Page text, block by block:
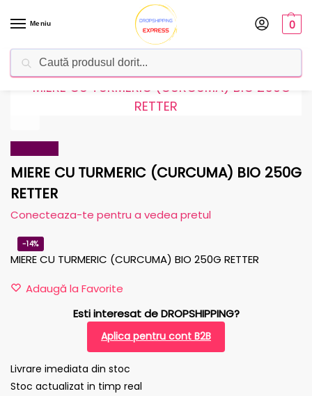
Meniu 0
Dropshipping Romania
MIERE CU TURMERIC (CURCUMA) BIO 250G
RETTER
Conecteaza-te pentru a vedea pretul
-14%
MIERE CU TURMERIC (CURCUMA) BIO 250G RETTER
Adaugă la Favorite
Esti interesat de DROPSHIPPING?
Aplica pentru cont B2B
Livrare imediata din stoc
Stoc actualizat in timp real